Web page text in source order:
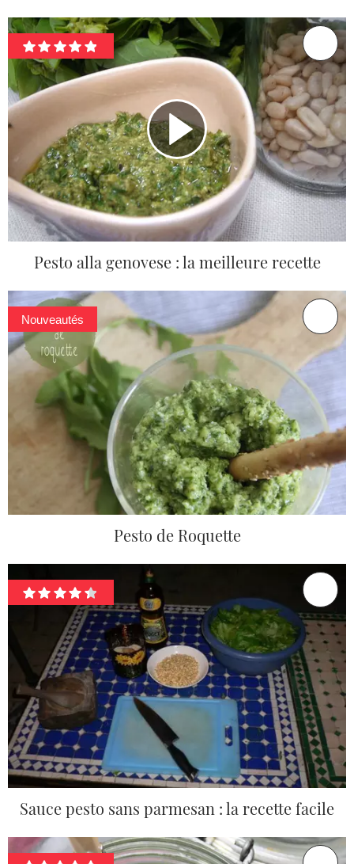
Pesto alla genovese : la meilleure recette
Nouveautés
Pesto de Roquette
Sauce pesto sans parmesan : la recette facile